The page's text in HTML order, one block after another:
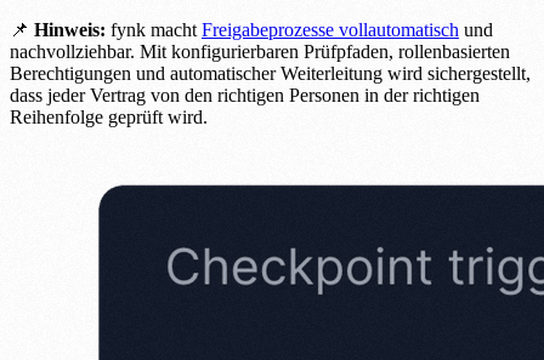
📌 Hinweis: fynk macht Freigabeprozesse vollautomatisch und
nachvollziehbar. Mit konfigurierbaren Prüfpfaden, rollenbasierten
Berechtigungen und automatischer Weiterleitung wird sichergestellt,
dass jeder Vertrag von den richtigen Personen in der richtigen
Reihenfolge geprüft wird.